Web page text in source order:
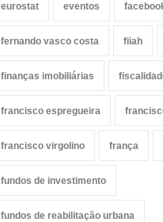
eurostat eventos
fernando vasco costa fiiah
finanças imobiliárias
francisco espregueira
francisco virgolino frança
fundos de investimento
fundos de reabilitação urbana